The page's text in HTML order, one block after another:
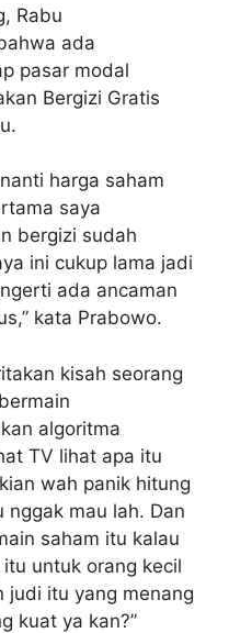
Rabu
ada
pasar modal
Bergizi Gratis
harga saham
saya
bergizi sudah
ini cukup lama jadi
ada ancaman
kata Prabowo.
kisah seorang
algoritma
TV lihat apa itu
wah panik hitung
mau lah. Dan
saham itu kalau
untuk orang kecil
judi itu yang menang
kuat ya kan?”